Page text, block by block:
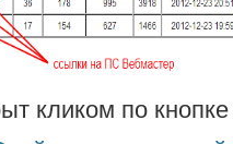
кликом по